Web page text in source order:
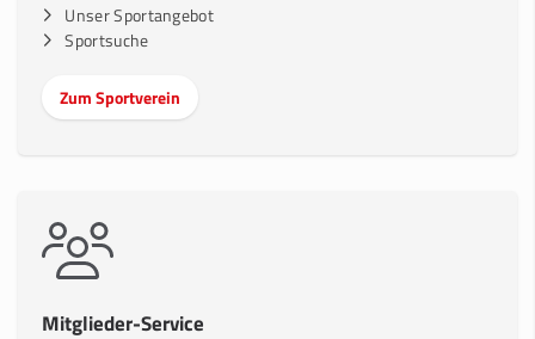
Unser Sportangebot
Sportsuche
Zum Sportverein
Mitglieder-Service